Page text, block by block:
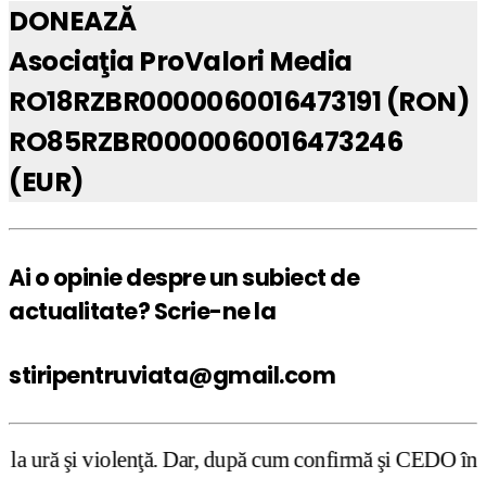
DONEAZĂ
Asociaţia ProValori Media
RO18RZBR0000060016473191 (RON)
RO85RZBR0000060016473246
(EUR)
Ai o opinie despre un subiect de
actualitate? Scrie-ne la
stiripentruviata@gmail.com
Dar, după cum confirmă şi CEDO în cazul